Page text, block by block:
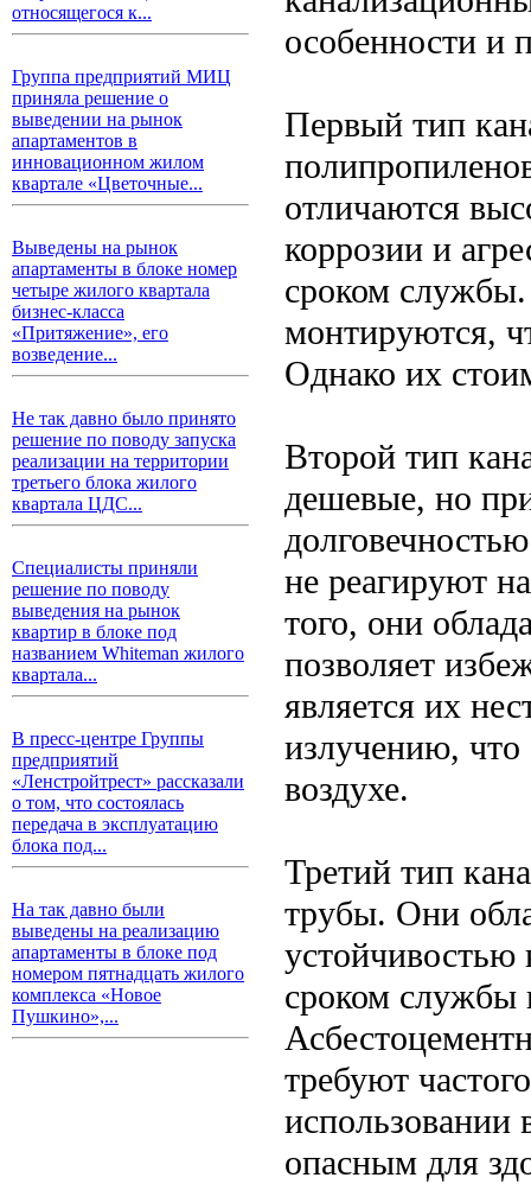
относящегося к...
Группа предприятий МИЦ
приняла решение о
выведении на рынок
апартаментов в
инновационном жилом
квартале «Цветочные...
Выведены на рынок
апартаменты в блоке номер
четыре жилого квартала
бизнес-класса
«Притяжение», его
возведение...
Не так давно было принято
решение по поводу запуска
реализации на территории
третьего блока жилого
квартала ЦДС...
Специалисты приняли
решение по поводу
выведения на рынок
квартир в блоке под
названием Whiteman жилого
квартала...
В пресс-центре Группы
предприятий
«Ленстройтрест» рассказали
о том, что состоялась
передача в эксплуатацию
блока под...
На так давно были
выведены на реализацию
апартаменты в блоке под
номером пятнадцать жилого
комплекса «Новое
Пушкино»,...
особенности и
Первый тип
отличаются
коррозии и
сроком
монтируются,
Однако их
Второй тип
дешевые, но
не реагируют
того, они
позволяет
является их
излучению, что
воздухе.
Третий тип
трубы. Они
устойчивостью
сроком службы
требуют
использовании
опасным для